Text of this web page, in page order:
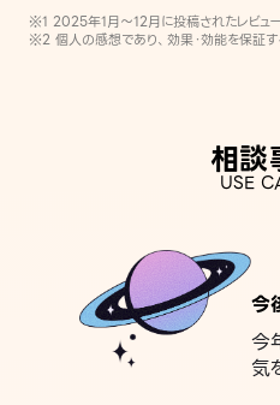
※1 2025年1月〜12月に投稿されたレビュ
※2 個人の感想であり、効果・効能を保証
相談
USE
今
今
気